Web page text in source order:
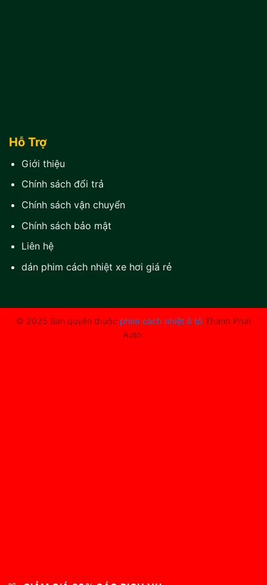
Hỗ Trợ
Giới thiệu
Chính sách đổi trả
Chính sách vận chuyển
Chính sách bảo mật
Liên hệ
dán phim cách nhiệt xe hơi giá rẻ
© 2025 Bản quyền thuộc phim cách nhiệt ô tô Thành Phát
Auto.